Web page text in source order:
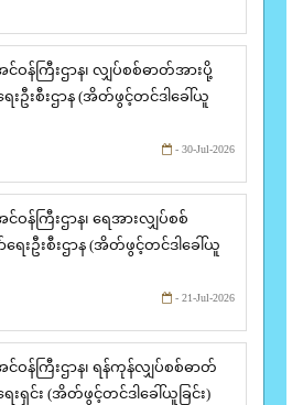
ဝန်ကြီးဌာန၊ လျှပ်စစ်ဓာတ်အားပို့
ဦးစီးဌာန (အိတ်ဖွင့်တင်ဒါခေါ်ယူ
- 30-Jul-2026
ဝန်ကြီးဌာန၊ ရေအားလျှပ်စစ်
းဦးစီးဌာန (အိတ်ဖွင့်တင်ဒါခေါ်ယူ
- 21-Jul-2026
င်ဝန်ကြီးဌာန၊ ရန်ကုန်လျှပ်စစ်ဓာတ်
းရှင်း (အိတ်ဖွင့်တင်ဒါခေါ်ယူခြင်း)